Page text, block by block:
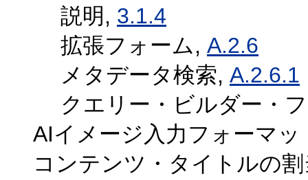
説明, 3.1.4
拡張フォーム, A.2.6
メタデータ検索, A.2.6.1
クエリー・ビルダー・
AIイメージ入力フォーマ
コンテンツ・タイトルの